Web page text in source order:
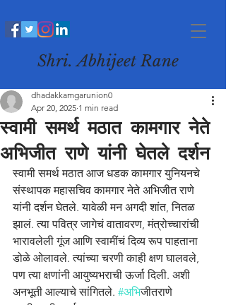
Shri. Abhijeet Rane
स्वामी समर्थ मठात कामगार नेते
अभिजीत राणे यांनी घेतले दर्शन
dhadakkamgarunion0
Apr 20, 2025 1 min read
स्वामी समर्थ मठात आज धडक कामगार युनियनचे
संस्थापक महासचिव कामगार नेते अभिजीत राणे
यांनी दर्शन घेतले. यावेळी मन अगदी शांत, नितळ
झालं. त्या पवित्र जागेचं वातावरण, मंत्रोच्चारांची
भारावलेली गूंज आणि स्वामींचं दिव्य रूप पाहताना
डोळे ओलावले. त्यांच्या चरणी काही क्षण घालवले,
पण त्या क्षणांनी आयुष्यभराची ऊर्जा दिली. अशी
अनभूती आल्याचे सांगितले. #अभिजीतराणे